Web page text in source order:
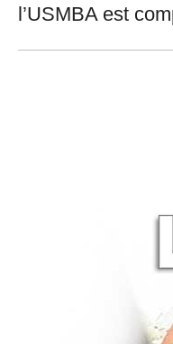
l’USMBA est